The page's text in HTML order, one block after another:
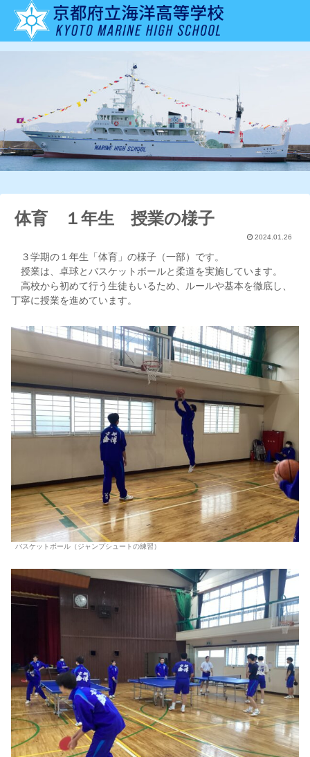
体育 １年生 授業の様子
2024.01.26
３学期の１年生「体育」の様子（一部）です。
授業は、卓球とバスケットボールと柔道を実施しています。
高校から初めて行う生徒もいるため、ルールや基本を徹底し、
丁寧に授業を進めています。
バスケットボール（ジャンプシュートの練習）